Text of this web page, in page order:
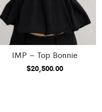
IMP – Top Bonnie
$20,500.00